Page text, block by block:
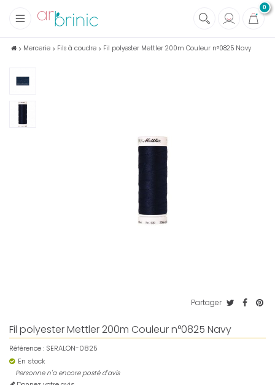
0
+
Tissus
Soins et Santé au naturel
Maison écologique
Lectures
Mercerie Fils à coudre Fil polyester Mettler 200m Couleur n°0825 Navy
Partager
Fil polyester Mettler 200m Couleur n°0825 Navy
Référence : SERALON-0825
En stock
Personne n'a encore posté d'avis